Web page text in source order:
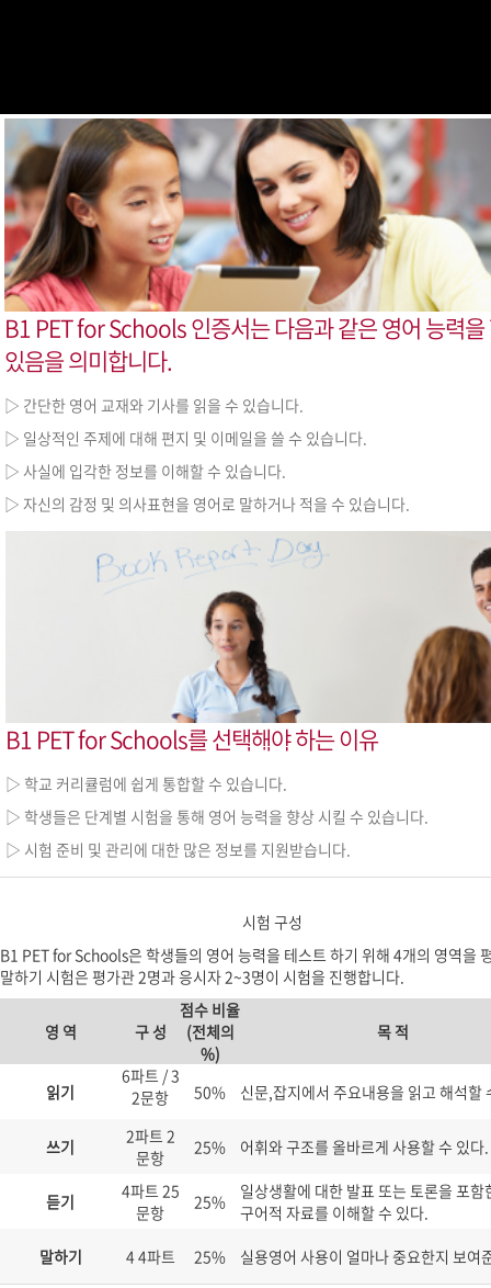
B1 PET for Schools 인증서는 다음과 같은 영어 능력을
있음을 의미합니다.
▷ 간단한 영어 교재와 기사를 읽을 수 있습니다.
▷ 일상적인 주제에 대해 편지 및 이메일을 쓸 수 있습니다.
▷ 사실에 입각한 정보를 이해할 수 있습니다.
▷ 자신의 감정 및 의사표현을 영어로 말하거나 적을 수 있습니다.
B1 PET for Schools를 선택해야 하는 이유
▷ 학교 커리큘럼에 쉽게 통합할 수 있습니다.
▷ 학생들은 단계별 시험을 통해 영어 능력을 향상 시킬 수 있습니다.
▷ 시험 준비 및 관리에 대한 많은 정보를 지원받습니다.
시험 구성
B1 PET for Schools은 학생들의 영어 능력을 테스트 하기 위해 4개의 영역을
말하기 시험은 평가관 2명과 응시자 2~3명이 시험을 진행합니다.
영 역 구 성
점수 비율
(전체의
%)
목 적
읽기
6파트 / 3
2문항
50% 신문,잡지에서 주요내용을 읽고 해석할
쓰기
2파트 2
문항
25% 어휘와 구조를 올바르게 사용할 수 있다.
듣기
4파트 25
문항
25%
일상생활에 대한 발표 또는 토론을 포함
구어적 자료를 이해할 수 있다.
말하기
4 4파트 25% 실용영어 사용이 얼마나 중요한지 보여